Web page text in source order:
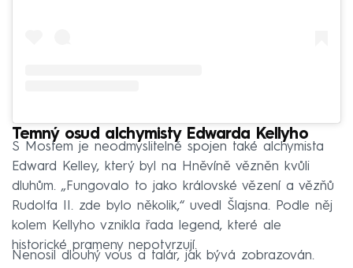
Temný osud alchymisty Edwarda Kellyho
S Mostem je neodmyslitelně spojen také alchymista
Edward Kelley, který byl na Hněvíně vězněn kvůli
dluhům. „Fungovalo to jako královské vězení a vězňů
Rudolfa II. zde bylo několik,“ uvedl Šlajsna. Podle něj
kolem Kellyho vznikla řada legend, které ale
historické prameny nepotvrzují.
Nenosil dlouhý vous a talár, jak bývá zobrazován.